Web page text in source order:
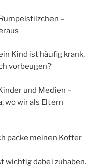
–
Kind ist häufig krank,
vorbeugen?
und Medien –
wo wir als Eltern
packe meinen Koffer
wichtig dabei zuhaben.